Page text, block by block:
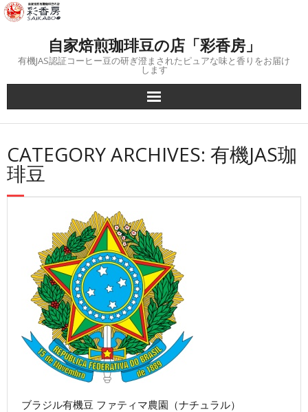
Skip
to
自家焙煎珈琲豆の店「彩香房」
有機JAS認証コーヒー豆の研ぎ澄まされたピュアな味と香りをお届け
します
CATEGORY ARCHIVES: 有機JAS珈
琲豆
ブラジル有機豆 ファティマ農園（ナチュラル）